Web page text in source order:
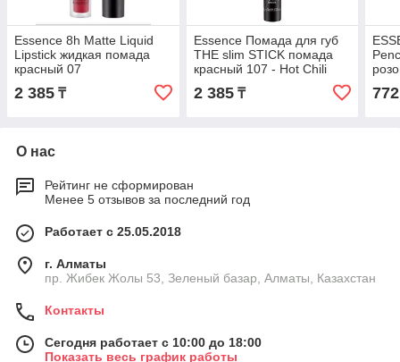
Essence 8h Matte Liquid
Lipstick жидкая помада
красный 07
2 385 ₸
Essence Помада для губ
THE slim STICK помада
красный 107 - Hot Chili
2 385₸ 772
О нас
Рейтинг не сформирован
Менее 5 отзывов за последний год
Работает с 25.05.2018
г. Алматы
пр. Жибек Жолы 53, Зеленый базар, Алматы, Казахстан
Контакты
Сегодня работает с 10:00 до 18:00
Показать весь график работы